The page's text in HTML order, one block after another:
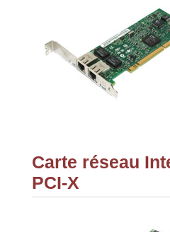
Carte réseau
PCI-X